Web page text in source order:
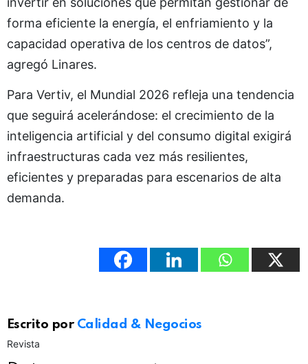
forma eficiente la energía, el enfriamiento y la
capacidad operativa de los centros de datos”,
agregó Linares.
Para Vertiv, el Mundial 2026 refleja una tendencia
que seguirá acelerándose: el crecimiento de la
inteligencia artificial y del consumo digital exigirá
infraestructuras cada vez más resilientes,
eficientes y preparadas para escenarios de alta
demanda.
Escrito por Calidad & Negocios
Revista